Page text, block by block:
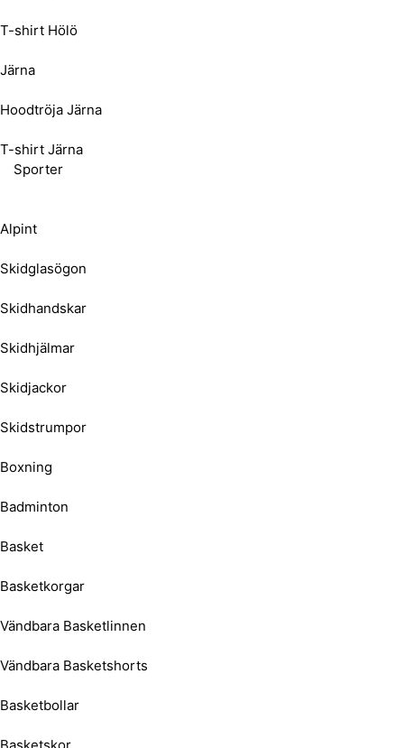
T-shirt Hölö
Järna
Hoodtröja Järna
T-shirt Järna
Sporter
Alpint
Skidglasögon
Skidhandskar
Skidhjälmar
Skidjackor
Skidstrumpor
Boxning
Badminton
Basket
Basketkorgar
Vändbara Basketlinnen
Vändbara Basketshorts
Basketbollar